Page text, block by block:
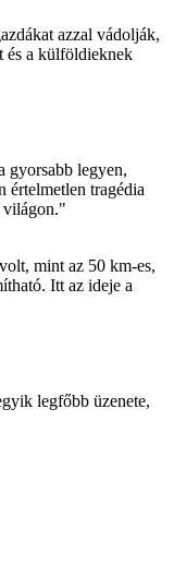
azzal vádolják,
és a külföldieknek
gyorsabb legyen,
értelmetlen tragédia
világon."
mint az 50 km-es,
Itt az ideje a
legfőbb üzenete,